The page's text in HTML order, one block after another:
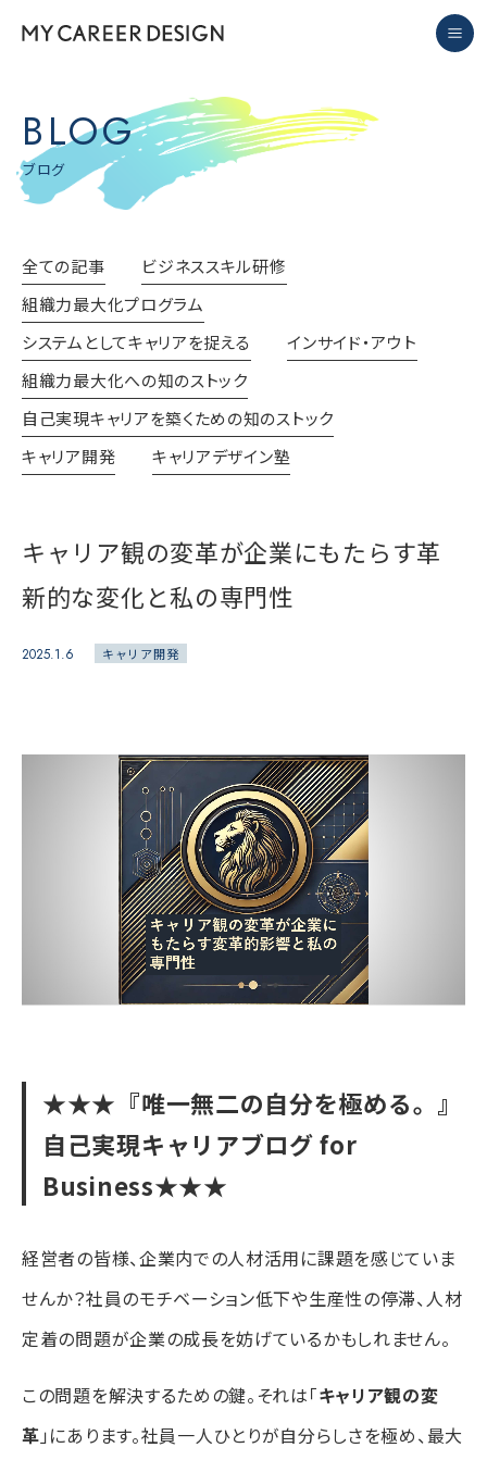
BLOG
ブログ
全ての記事
ビジネススキル研修
組織力最大化プログラム
システムとしてキャリアを捉える
インサイド・アウト
組織力最大化への知のストック
自己実現キャリアを築くための知のストック
キャリア開発
キャリアデザイン塾
キャリア観の変革が企業にもたらす革
新的な変化と私の専門性
2025.1.6 キャリア開発
★★★『唯一無二の自分を極める。』
自己実現キャリアブログ for
Business★★★
経営者の皆様、企業内での人材活用に課題を感じていま
せんか？社員のモチベーション低下や生産性の停滞、人材
定着の問題が企業の成長を妨げているかもしれません。
この問題を解決するための鍵。それは「キャリア観の変
革 」にあります。社員一人ひとりが自分らしさを極め、最大